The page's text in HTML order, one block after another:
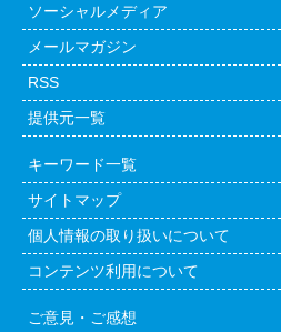
ソーシャルメディア
メールマガジン
RSS
提供元一覧
キーワード一覧
サイトマップ
個人情報の取り扱いについて
コンテンツ利用について
ご意見・ご感想